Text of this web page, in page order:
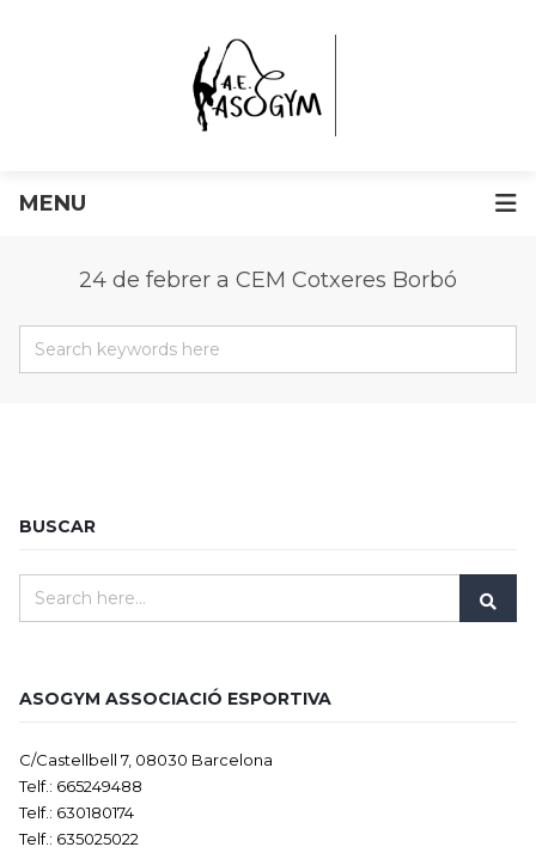
MENU
24 de febrer a CEM Cotxeres Borbó
BUSCAR
ASOGYM ASSOCIACIÓ ESPORTIVA
C/Castellbell 7, 08030 Barcelona
Telf.: 665249488
Telf.: 630180174
Telf.: 635025022